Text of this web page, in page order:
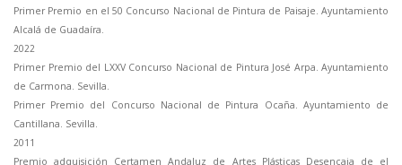
Primer Premio en el 50 Concurso Nacional de Pintura de Paisaje. Ayuntamiento
Alcalá de Guadaíra.
2022
Primer Premio del LXXV Concurso Nacional de Pintura José Arpa. Ayuntamiento
de Carmona. Sevilla.
Primer Premio del Concurso Nacional de Pintura Ocaña. Ayuntamiento de
Cantillana. Sevilla.
2011
Premio adquisición Certamen Andaluz de Artes Plásticas Desencaja de el